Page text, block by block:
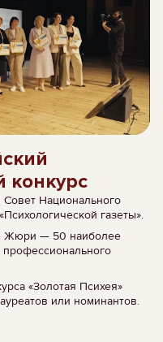
конкурс
Национального
газеты».
Жюри — 50 наиболее
«Золотая Психея»
или номинантов.